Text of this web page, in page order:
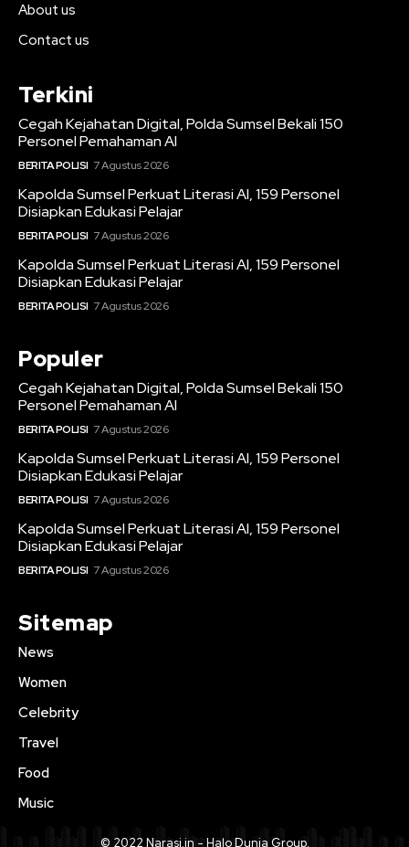
About us
Contact us
Terkini
Cegah Kejahatan Digital, Polda Sumsel Bekali 150
Personel Pemahaman AI
BERITA POLISI 7 Agustus 2026
Kapolda Sumsel Perkuat Literasi AI, 159 Personel
Disiapkan Edukasi Pelajar
BERITA POLISI 7 Agustus 2026
Kapolda Sumsel Perkuat Literasi AI, 159 Personel
Disiapkan Edukasi Pelajar
BERITA POLISI 7 Agustus 2026
Populer
Cegah Kejahatan Digital, Polda Sumsel Bekali 150
Personel Pemahaman AI
BERITA POLISI 7 Agustus 2026
Kapolda Sumsel Perkuat Literasi AI, 159 Personel
Disiapkan Edukasi Pelajar
BERITA POLISI 7 Agustus 2026
Kapolda Sumsel Perkuat Literasi AI, 159 Personel
Disiapkan Edukasi Pelajar
BERITA POLISI 7 Agustus 2026
Sitemap
News
Women
Celebrity
Travel
Food
Music
© 2022 Narasi.in - Halo Dunia Group.